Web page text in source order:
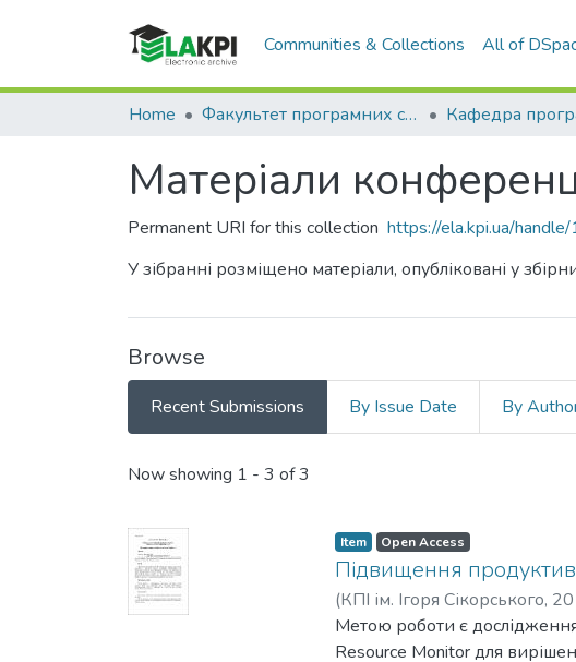
Communities & Collections All of
Home Факультет програмних систем та прикладної математики (ФПСПМ)
Матеріали
Permanent URI for this collection https://ela.kpi.ua/
У зібранні розміщено матеріали, опубліковані у
Browse
Recent Submissions By Issue Date By
Recent Submissions
Now showing 1 - 3 of 3
Item Open Access
Підвищення
(КПІ ім. Ігоря Сікорського,
Метою роботи є
Resource Monitor для